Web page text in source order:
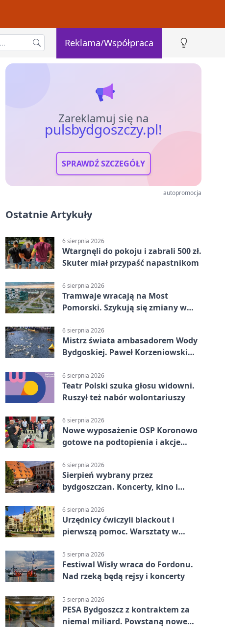
Reklama/Współpraca
Zareklamuj się na
pulsbydgoszczy.pl!
SPRAWDŹ SZCZEGÓŁY
autopromocja
Ostatnie Artykuły
6 sierpnia 2026
Wtargnęli do pokoju i zabrali 500 zł.
Skuter miał przypaść napastnikom
6 sierpnia 2026
Tramwaje wracają na Most
Pomorski. Szykują się zmiany w
6 sierpnia 2026
Mistrz świata ambasadorem Wody
Bydgoskiej. Paweł Korzeniowski
6 sierpnia 2026
Teatr Polski szuka głosu widowni.
Ruszył też nabór wolontariuszy
6 sierpnia 2026
Nowe wyposażenie OSP Koronowo
gotowe na podtopienia i akcje
6 sierpnia 2026
Sierpień wybrany przez
bydgoszczan. Koncerty, kino i
6 sierpnia 2026
Urzędnicy ćwiczyli blackout i
pierwszą pomoc. Warsztaty w
5 sierpnia 2026
Festiwal Wisły wraca do Fordonu.
Nad rzeką będą rejsy i koncerty
5 sierpnia 2026
PESA Bydgoszcz z kontraktem za
niemal miliard. Powstaną nowe